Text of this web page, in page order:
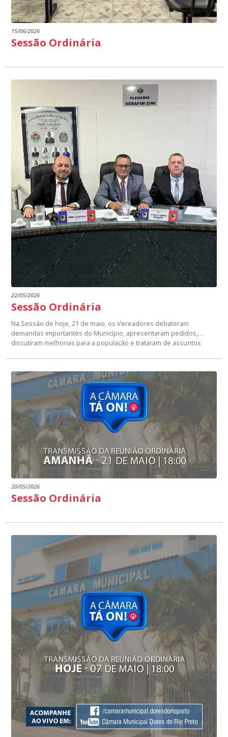
15/06/2026
Sessão Ordinária
22/05/2026
Sessão Ordinária
Na Sessão de hoje, 21 de maio, os Vereadores debateram
demandas importantes do Município, apresentaram pedidos,
discutiram melhorias para a população e trataram de assuntos
A Câmara Municipal segue acompanhando de perto as demandas
da população e trabalhando em busca de melhorias para o
Município.
20/05/2026
Sessão Ordinária